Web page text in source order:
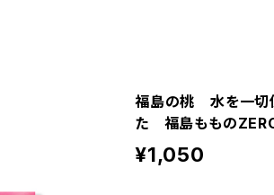
福島の桃 水を一切
た 福島ももの
¥1,050